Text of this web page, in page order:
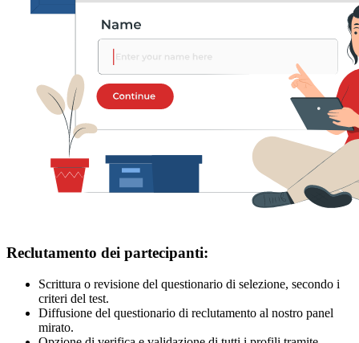
Reclutamento dei partecipanti:
Scrittura o revisione del questionario di selezione, secondo i
criteri del test.
Diffusione del questionario di reclutamento al nostro panel
mirato.